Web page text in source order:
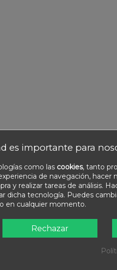
es importante para
como las cookies, tanto
de navegación, hacer
y realizar tareas de análisis.
dicha tecnología. Puedes
en cualquier momento.
Rechazar